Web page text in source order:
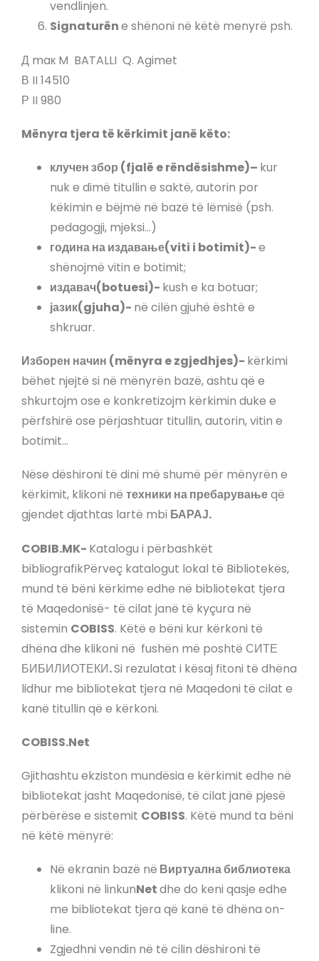
vendlinjen.
Signaturëne shënoni në këtë menyrë psh.
Д maк M BATALLI Q. Agimet
В II 14510
Р II 980
Mënyra tjera të kërkimit janë këto:
клучен збор (fjalë e rëndësishme)– kur
nuk e dimë titullin e saktë, autorin por
këkimin e bëjmë në bazë të lëmisë (psh.
pedagogji, mjeksi…)
година на издавање(viti i botimit)-e
shënojmë vitin e botimit;
издавач(botuesi)- kush e ka botuar;
јазик(gjuha)- në cilën gjuhë është e
shkruar.
Изборен начин (mënyra e zgjedhjes)- kërkimi
bëhet njejtë si në mënyrën bazë, ashtu që e
shkurtojm ose e konkretizojm kërkimin duke e
përfshirë ose përjashtuar titullin, autorin, vitin e
botimit…
Nëse dëshironi të dini më shumë për mënyrën e
kërkimit, klikoni në техники на пребарувањеqë
gjendet djathtas lartë mbi БАРАЈ.
COBIB.MK- Katalogu i përbashkët
bibliografikPërveç katalogut lokal të Bibliotekës,
mund të bëni kërkime edhe në bibliotekat tjera
të Maqedonisë- të cilat janë të kyçura në
sistemin COBISS. Këtë e bëni kur kërkoni të
dhëna dhe klikoni në fushën më poshtë СИТЕ
БИБИЛИОТЕКИ.Si rezulatat i kësaj fitoni të dhëna
lidhur me bibliotekat tjera në Maqedoni të cilat e
kanë titullin që e kërkoni.
COBISS.Net
Gjithashtu ekziston mundësia e kërkimit edhe në
bibliotekat jasht Maqedonisë, të cilat janë pjesë
përbërëse e sistemit COBISS. Këtë mund ta bëni
në këtë mënyrë:
Në ekranin bazë në Виртуална библиотека
klikoni në linkunNetdhe do keni qasje edhe
me bibliotekat tjera që kanë të dhëna on-
line.
Zgjedhni vendin në të cilin dëshironi të